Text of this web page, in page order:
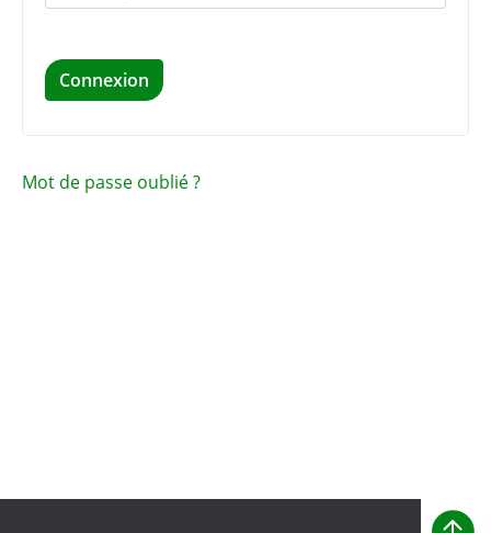
Connexion
Mot de passe oublié ?